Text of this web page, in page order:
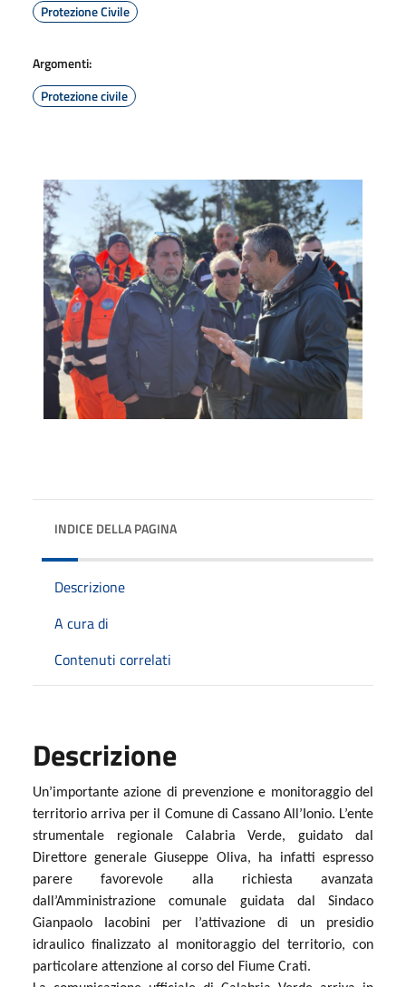
Protezione Civile
Argomenti:
Protezione civile
INDICE DELLA PAGINA
Descrizione
A cura di
Contenuti correlati
Descrizione
Un’importante azione di prevenzione e monitoraggio del
territorio arriva per il Comune di Cassano All’Ionio. L’ente
strumentale regionale Calabria Verde, guidato dal
Direttore generale Giuseppe Oliva, ha infatti espresso
parere favorevole alla richiesta avanzata
dall’Amministrazione comunale guidata dal Sindaco
Gianpaolo Iacobini per l’attivazione di un presidio
idraulico finalizzato al monitoraggio del territorio, con
particolare attenzione al corso del Fiume Crati.